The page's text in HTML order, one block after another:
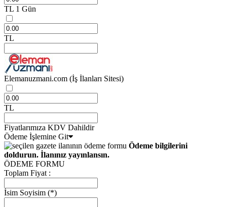
TL 1 Gün
TL
Elemanuzmani.com (İş İlanları Sitesi)
TL
Fiyatlarımıza KDV Dahildir
Ödeme İşlemine Git
Ödeme bilgilerini
doldurun. İlanınız yayınlansın.
ÖDEME FORMU
Toplam Fiyat :
İsim Soyisim (*)